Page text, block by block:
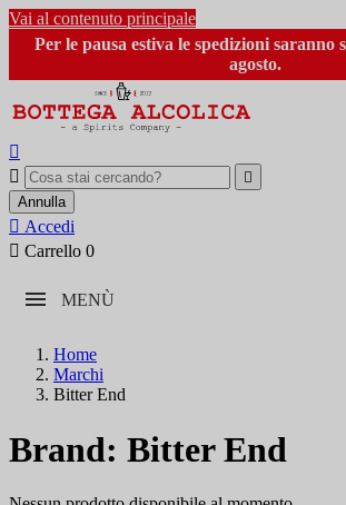
Vai al contenuto principale
Per le pausa estiva le spedizioni saranno
agosto.



Annulla
 Accedi
 Carrello 0
MENÙ
Home
Marchi
Bitter End
Brand: Bitter End